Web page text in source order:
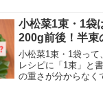
小松菜1束・1袋
200g前後！半束
小松菜1束・1袋って
レシピに「1束」と
の重さが分からなく